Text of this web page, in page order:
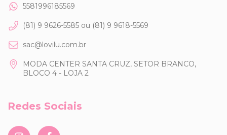
5581996185569
(81) 9 9626-5585 ou (81) 9 9618-5569
sac@lovilu.com.br
MODA CENTER SANTA CRUZ, SETOR BRANCO,
BLOCO 4 - LOJA 2
Redes Sociais